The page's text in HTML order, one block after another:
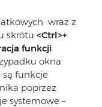
wraz z
skrótu <Ctrl>+
funkcji
okna
są funkcje
poprzez
systemowe –